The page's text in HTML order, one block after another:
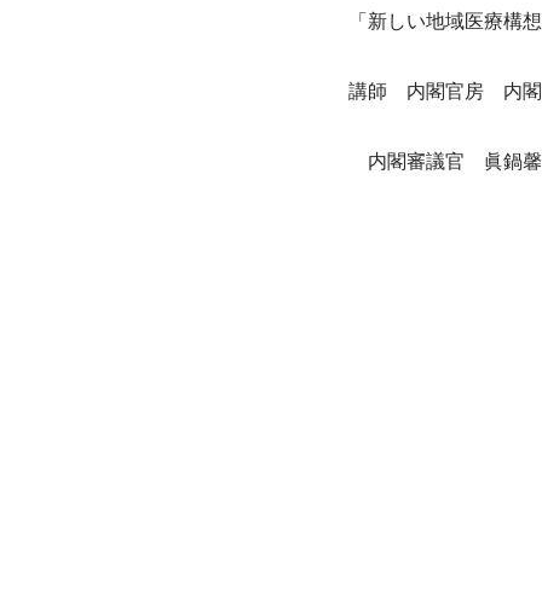
「新しい地域医療構
講師　内閣官房　内
内閣審議官　眞鍋